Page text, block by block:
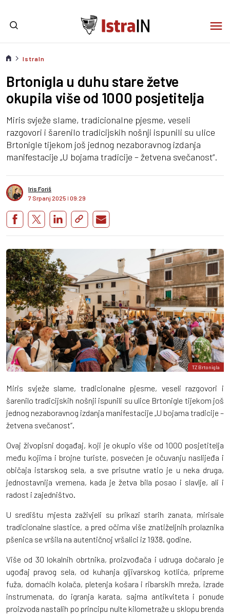
IstraIn
Brtonigla u duhu stare žetve
okupila više od 1000 posjetitelja
Miris svježe slame, tradicionalne pjesme, veseli
razgovori i šarenilo tradicijskih nošnji ispunili su ulice
Brtonigle tijekom još jednog nezaboravnog izdanja
manifestacije „U bojama tradicije – žetvena svečanost“.
Iris Foriš
7 Srpanj 2025 I 09:29
TZ Brtonigla
Miris svježe slame, tradicionalne pjesme, veseli razgovori i
šarenilo tradicijskih nošnji ispunili su ulice Brtonigle tijekom još
jednog nezaboravnog izdanja manifestacije „U bojama tradicije –
žetvena svečanost“.
Ovaj živopisni događaj, koji je okupio više od 1000 posjetitelja
među kojima i brojne turiste, posvećen je očuvanju naslijeđa i
običaja istarskog sela, a sve prisutne vratio je u neka druga,
jednostavnija vremena, kada je žetva bila posao i slavlje, ali i
radost i zajedništvo.
U središtu mjesta zaživjeli su prikazi starih zanata, mirisale
tradicionalne slastice, a pred očima više znatiželjnih prolaznika
pšenica se vršila na autentičnoj vršalici iz 1938. godine.
Više od 30 lokalnih obrtnika, proizvođača i udruga dočaralo je
ugođaj pravog sela, od kuhanja gljivarskog kotlića, pripreme
fuža, domaćih kolača, pletenja košara i ribarskih mreža, izrade
instrumenata, do igranja karata, sajma antikviteta i ponude
proizvoda nastalih po principu nulte kilometraže u sklopu brenda